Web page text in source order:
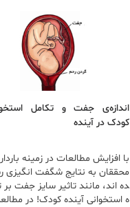
اندازه‌ی جفت و تکامل
کودک در آینده
با افزایش مطالعات در زمینه
محققان به نتایج شگفت انگیزی
ده اند، مانند تاثیر سایز جفت بر
ه استخوانی آینده کودک! در